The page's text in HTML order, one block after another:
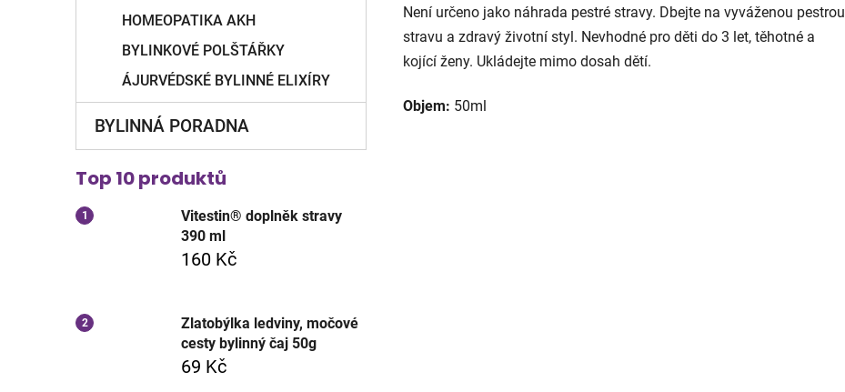
HOMEOPATIKA AKH
BYLINKOVÉ POLŠTÁŘKY
ÁJURVÉDSKÉ BYLINNÉ ELIXÍRY
BYLINNÁ PORADNA
Top 10 produktů
Vitestin® doplněk stravy
390 ml
160 Kč
Zlatobýlka ledviny, močové
cesty bylinný čaj 50g
69 Kč
Není určeno jako náhrada pestré stravy. Dbejte na vyváženou pestrou
stravu a zdravý životní styl. Nevhodné pro děti do 3 let, těhotné a
kojící ženy. Ukládejte mimo dosah dětí.
Objem: 50ml